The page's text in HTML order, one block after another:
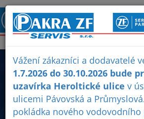
E-SHOP
Prodej originálních náhradních dílů ZF,
osobních vozidel BMW, Audi, Jeep,
Vážení zákazníci a dodavatelé
1.7.2026 do 30.10.2026 bude
uzavírka Heroltické ulice v
ulicemi Pávovská a
pokládka nového